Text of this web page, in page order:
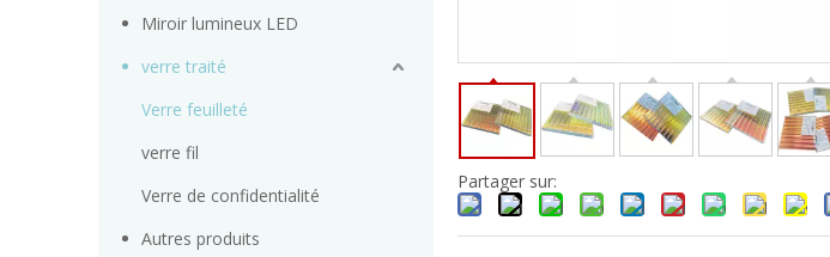
Miroir lumineux LED
verre traité
Verre feuilleté
verre fil
Verre de confidentialité
Autres produits
Partager sur: